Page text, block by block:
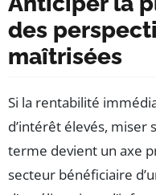
des
maîtrisées
Si la rentabilité
d’intérêt élevés, miser
terme devient un axe
secteur bénéficiaire